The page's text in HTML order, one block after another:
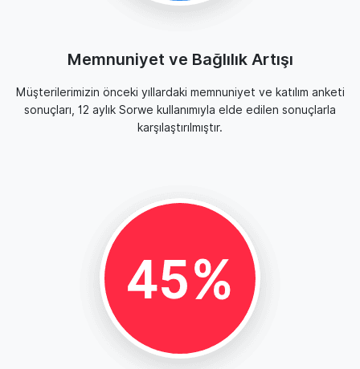
Memnuniyet ve Bağlılık Artışı
Müşterilerimizin önceki yıllardaki memnuniyet ve katılım anketi
sonuçları, 12 aylık Sorwe kullanımıyla elde edilen sonuçlarla
karşılaştırılmıştır.